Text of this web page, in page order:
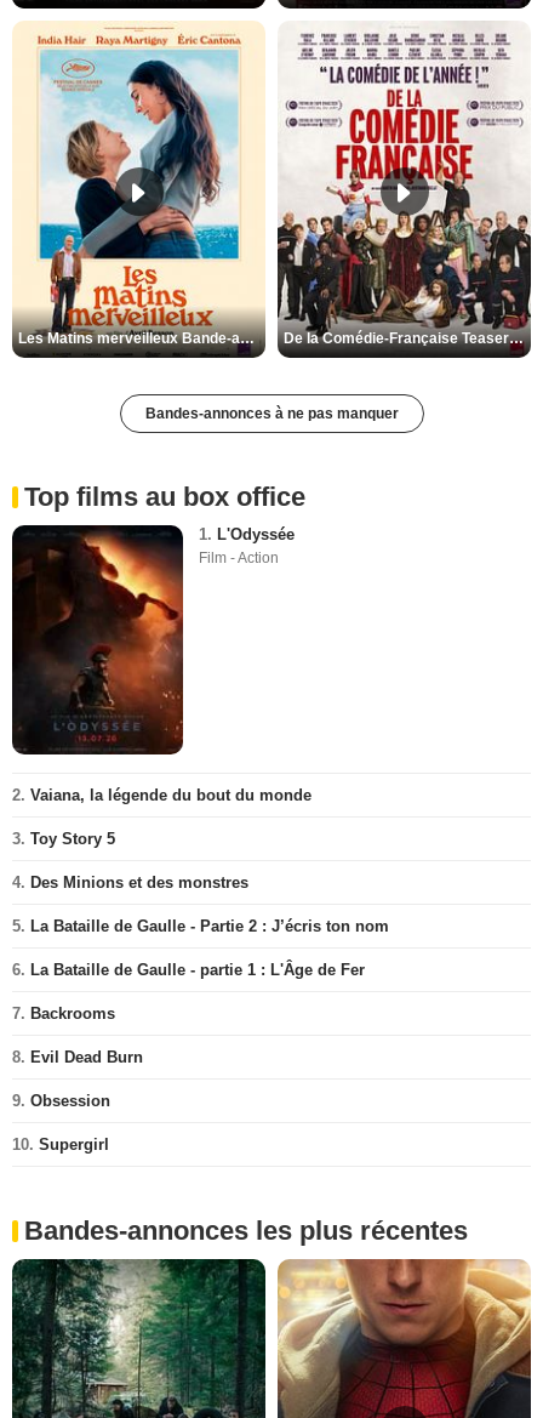
Les Matins merveilleux Bande-annonce VF De la Comédie-Française Teaser VF
Bandes-annonces à ne pas manquer
Top films au box office
1. L'Odyssée
Film - Action
2. Vaiana, la légende du bout du monde
3. Toy Story 5
4. Des Minions et des monstres
5. La Bataille de Gaulle - Partie 2 : J’écris ton nom
6. La Bataille de Gaulle - partie 1 : L'Âge de Fer
7. Backrooms
8. Evil Dead Burn
9. Obsession
10. Supergirl
Bandes-annonces les plus récentes